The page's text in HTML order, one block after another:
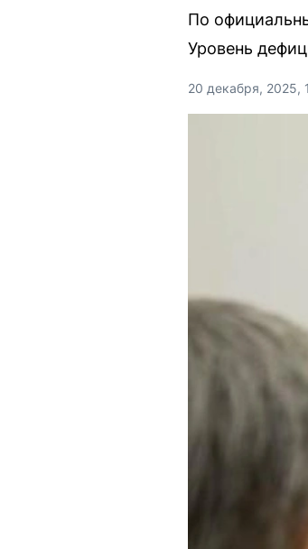
По
Уровень
20 декабря, 2025,